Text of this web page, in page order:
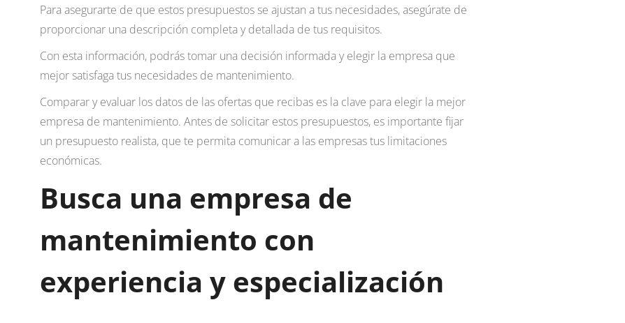
Para asegurarte de que estos presupuestos se ajustan a tus necesidades, asegúrate de
proporcionar una descripción completa y detallada de tus requisitos.
Con esta información, podrás tomar una decisión informada y elegir la empresa que
mejor satisfaga tus necesidades de mantenimiento.
Comparar y evaluar los datos de las ofertas que recibas es la clave para elegir la mejor
empresa de mantenimiento. Antes de solicitar estos presupuestos, es importante fijar
un presupuesto realista, que te permita comunicar a las empresas tus limitaciones
económicas.
Busca una empresa de
mantenimiento con
experiencia y especialización